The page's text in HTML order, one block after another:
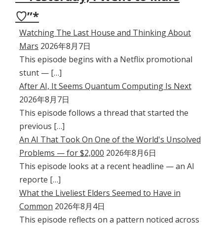
♡”*
Watching The Last House and Thinking About
Mars 2026年8月7日
This episode begins with a Netflix promotional
stunt — […]
After AI, It Seems Quantum Computing Is Next
2026年8月7日
This episode follows a thread that started the
previous […]
An AI That Took On One of the World's Unsolved
Problems — for $2,000 2026年8月6日
This episode looks at a recent headline — an AI
reporte […]
What the Liveliest Elders Seemed to Have in
Common 2026年8月4日
This episode reflects on a pattern noticed across